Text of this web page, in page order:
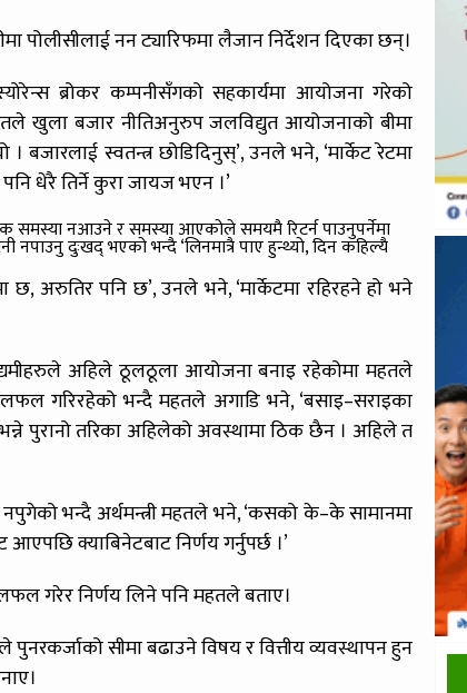
पोलीसीलाई नन ट्यारिफमा लैजान निर्देशन दिएका छन्।
ब्रोकर कम्पनीसँगको सहकार्यमा आयोजना गरेको
महतले खुला बजार नीतिअनुरुप जलविद्युत आयोजनाको बीमा
बजारलाई स्वतन्त्र छोडिदिनुस्’, उनले भने, ‘मार्केट रेटमा
धेरै तिर्ने कुरा जायज भएन ।’
समस्या नआउने र समस्या आएकोले समयमै रिटर्न पाउनुपर्नेमा
नपाउनु दुःखद् भएको भन्दै ‘लिनमात्रै पाए हुन्थ्यो, दिन कहिल्यै
अरुतिर पनि छ’, उनले भने, ‘मार्केटमा रहिरहने हो भने
उद्यमीहरुले अहिले ठूलठूला आयोजना बनाइ रहेकोमा महतले
गरिरहेको भन्दै महतले अगाडि भने, ‘बसाइ–सराइका
पुरानो तरिका अहिलेको अवस्थामा ठिक छैन । अहिले त
भन्दै अर्थमन्त्री महतले भने, ‘कसको के–के सामानमा
क्याबिनेटबाट निर्णय गर्नुपर्छ ।’
गरेर निर्णय लिने पनि महतले बताए।
पुनरकर्जाको सीमा बढाउने विषय र वित्तीय व्यवस्थापन हुन